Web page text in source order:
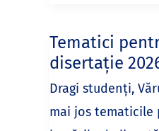
Tematici
disertație
Dragi studenți,
mai jos tematicile